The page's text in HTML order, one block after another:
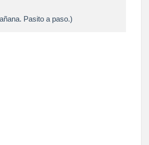
Pasito a paso.)